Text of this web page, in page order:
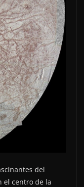
del
el centro de la